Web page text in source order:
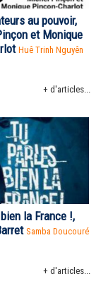
au pouvoir,
et Monique
Huê Trinh Nguyên
+ d'articles...
la France !,
Samba Doucouré
+ d'articles...